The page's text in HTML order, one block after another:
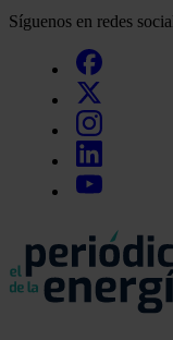
Síguenos en redes